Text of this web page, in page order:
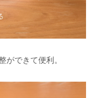
ができて便利。